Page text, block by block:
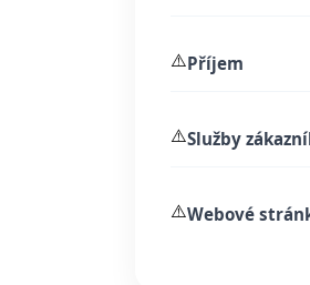
⚠️Příjem
⚠️Služby
⚠️Webové